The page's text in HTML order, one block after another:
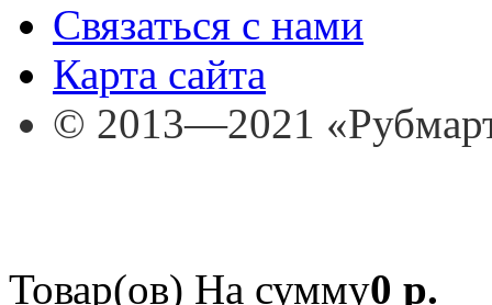
Связаться с нами
Карта сайта
© 2013—2021
Товар(ов) На сумму0 р.